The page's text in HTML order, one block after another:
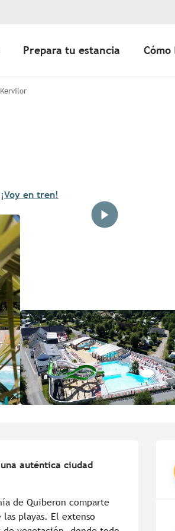
Prepara tu estancia Cómo
¡Voy en tren!
auténtica ciudad
de Quiberon comparte
playas. El extenso